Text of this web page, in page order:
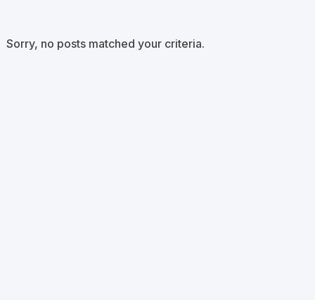
Sorry, no posts matched your criteria.